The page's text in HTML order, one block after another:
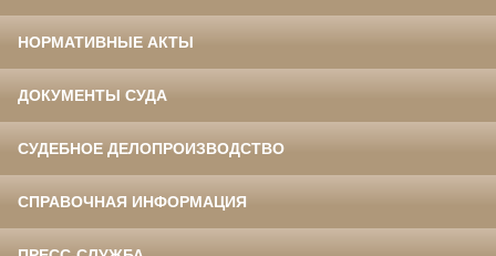
НОРМАТИВНЫЕ АКТЫ
ДОКУМЕНТЫ СУДА
СУДЕБНОЕ ДЕЛОПРОИЗВОДСТВО
СПРАВОЧНАЯ ИНФОРМАЦИЯ